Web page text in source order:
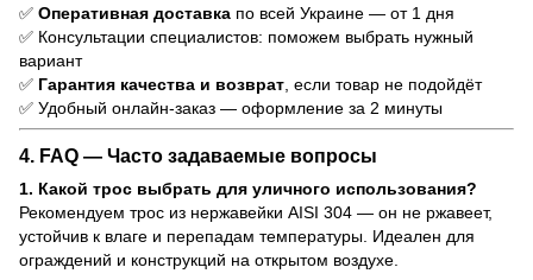
✅ Оперативная доставка по всей Украине — от 1 дня
✅ Консультации специалистов: поможем выбрать нужный
вариант
✅ Гарантия качества и возврат , если товар не подойдёт
✅ Удобный онлайн-заказ — оформление за 2 минуты
4. FAQ — Часто задаваемые вопросы
1. Какой трос выбрать для уличного использования?
Рекомендуем трос из нержавейки AISI 304 — он не ржавеет,
устойчив к влаге и перепадам температуры. Идеален для
ограждений и конструкций на открытом воздухе.